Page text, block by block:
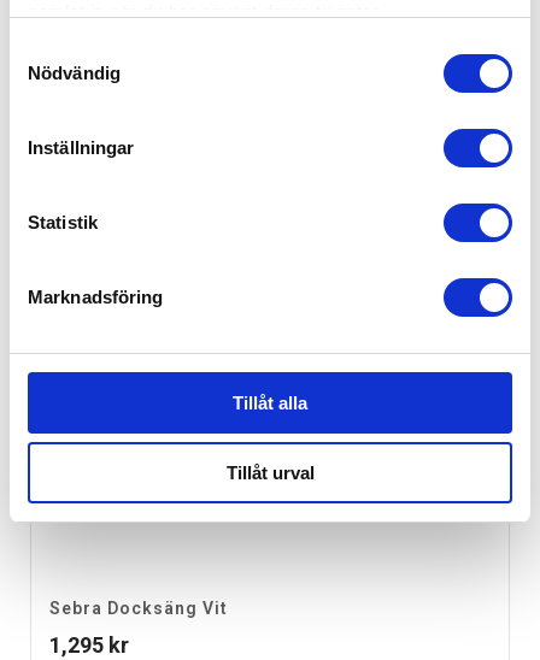
Nödvändig
Inställningar
Statistik
Marknadsföring
Tillåt alla
Tillåt urval
Sebra Docksäng Vit
1,295 kr